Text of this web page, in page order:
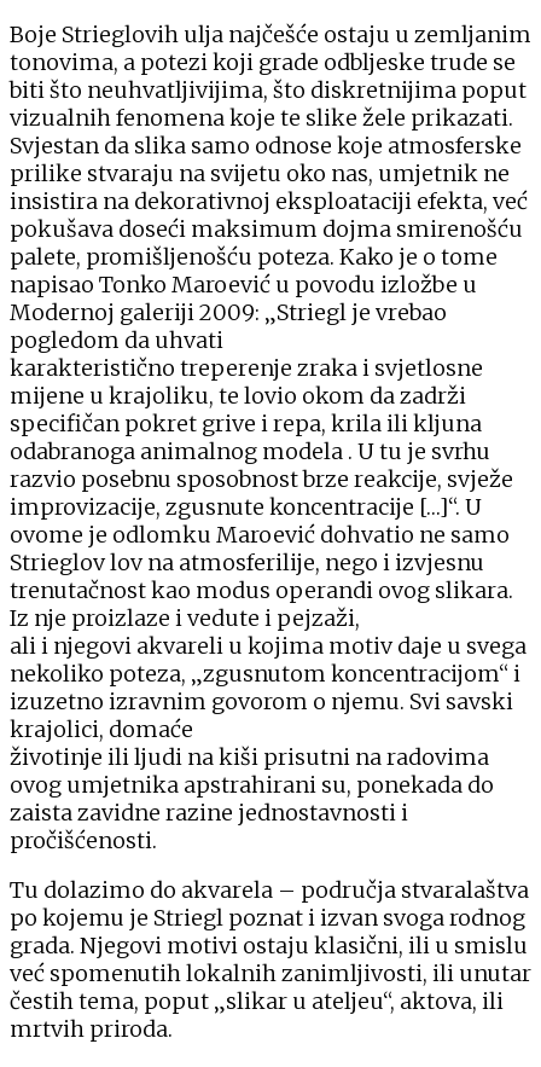
Boje Strieglovih ulja najčešće ostaju u zemljanim
tonovima, a potezi koji grade odbljeske trude se
biti što neuhvatljivijima, što diskretnijima poput
vizualnih fenomena koje te slike žele prikazati.
Svjestan da slika samo odnose koje atmosferske
prilike stvaraju na svijetu oko nas, umjetnik ne
insistira na dekorativnoj eksploataciji efekta, već
pokušava doseći maksimum dojma smirenošću
palete, promišljenošću poteza. Kako je o tome
napisao Tonko Maroević u povodu izložbe u
Modernoj galeriji 2009: „Striegl je vrebao
pogledom da uhvati
karakteristično treperenje zraka i svjetlosne
mijene u krajoliku, te lovio okom da zadrži
specifičan pokret grive i repa, krila ili kljuna
odabranoga animalnog modela . U tu je svrhu
razvio posebnu sposobnost brze reakcije, svježe
improvizacije, zgusnute koncentracije […]“. U
ovome je odlomku Maroević dohvatio ne samo
Strieglov lov na atmosferilije, nego i izvjesnu
trenutačnost kao modus operandi ovog slikara.
Iz nje proizlaze i vedute i pejzaži,
ali i njegovi akvareli u kojima motiv daje u svega
nekoliko poteza, „zgusnutom koncentracijom“ i
izuzetno izravnim govorom o njemu. Svi savski
krajolici, domaće
životinje ili ljudi na kiši prisutni na radovima
ovog umjetnika apstrahirani su, ponekada do
zaista zavidne razine jednostavnosti i
pročišćenosti.
Tu dolazimo do akvarela – područja stvaralaštva
po kojemu je Striegl poznat i izvan svoga rodnog
grada. Njegovi motivi ostaju klasični, ili u smislu
već spomenutih lokalnih zanimljivosti, ili unutar
čestih tema, poput „slikar u ateljeu“, aktova, ili
mrtvih priroda.